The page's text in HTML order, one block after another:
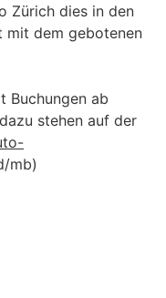
Zürich dies in den
mit dem gebotenen
Buchungen ab
stehen auf der
mb)